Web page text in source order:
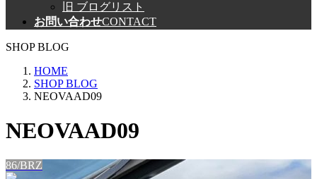
旧 ブログリスト
お問い合わせCONTACT
SHOP BLOG
HOME
SHOP BLOG
NEOVAAD09
NEOVAAD09
86/BRZ